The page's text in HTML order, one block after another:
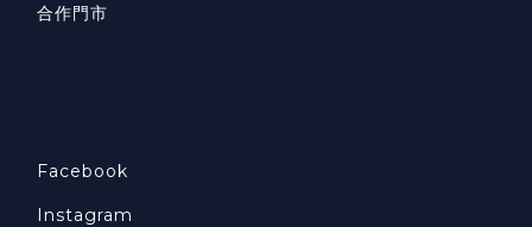
合作門市
Facebook
Instagram